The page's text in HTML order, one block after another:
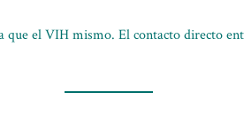
que el VIH mismo. El contacto directo